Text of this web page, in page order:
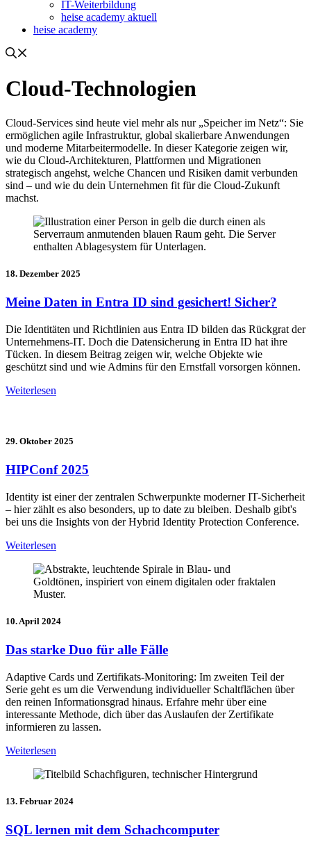
IT-Weiterbildung
heise academy aktuell
heise academy
Cloud-Technologien
Cloud-Services sind heute viel mehr als nur „Speicher im Netz“: Sie
ermöglichen agile Infrastruktur, global skalierbare Anwendungen
und moderne Mitarbeitermodelle. In dieser Kategorie zeigen wir,
wie du Cloud-Architekturen, Plattformen und Migrationen
strategisch angehst, welche Chancen und Risiken damit verbunden
sind – und wie du dein Unternehmen fit für die Cloud-Zukunft
machst.
18. Dezember 2025
Meine Daten in Entra ID sind gesichert! Sicher?
Die Identitäten und Richtlinien aus Entra ID bilden das Rückgrat der
Unternehmens-IT. Doch die Datensicherung in Entra ID hat ihre
Tücken. In diesem Beitrag zeigen wir, welche Objekte wie
geschützt sind und wie Admins für den Ernstfall vorsorgen können.
Weiterlesen
29. Oktober 2025
HIPConf 2025
Identity ist einer der zentralen Schwerpunkte moderner IT-Sicherheit
– hier zählt es also besonders, up to date zu bleiben. Deshalb gibt's
bei uns die Insights von der Hybrid Identity Protection Conference.
Weiterlesen
10. April 2024
Das starke Duo für alle Fälle
Adaptive Cards und Zertifikats-Monitoring: Im zweiten Teil der
Serie geht es um die Verwendung individueller Schaltflächen über
den reinen Informationsgrad hinaus. Erfahre mehr über eine
interessante Methode, dich über das Auslaufen der Zertifikate
informieren zu lassen.
Weiterlesen
13. Februar 2024
SQL lernen mit dem Schachcomputer